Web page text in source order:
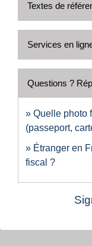
Textes de
Services en
Questions ?
Quelle photo
(passeport,
Étranger en
fiscal ?